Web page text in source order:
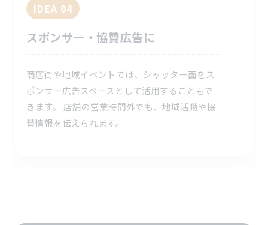
IDEA 04
スポンサー・協賛広告に
商店街や地域イベントでは、シャッター面をス
ポンサー広告スペースとして活用することもで
きます。 店舗の営業時間外でも、地域活動や協
賛情報を伝えられます。